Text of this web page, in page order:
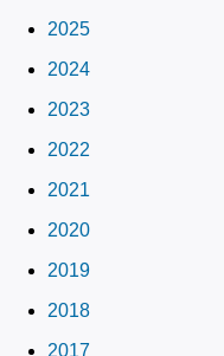
2025
2024
2023
2022
2021
2020
2019
2018
2017